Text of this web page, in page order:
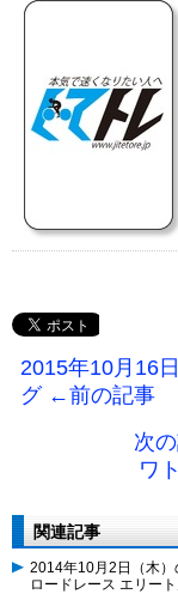
2015年10月16
グ ←前の記事
次
ワ
関連記事
2014年10月2日（木
ロードレース エリー